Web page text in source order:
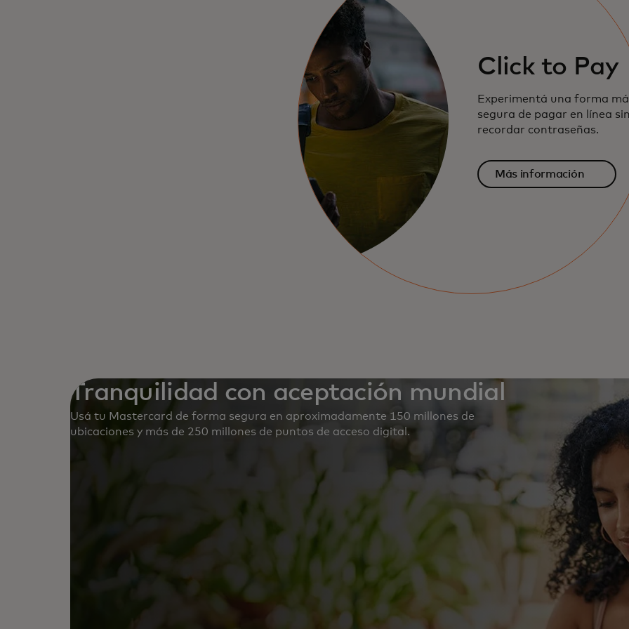
Click to Pay
Experimentá una forma
segura de pagar en línea
recordar contraseñas.
Más información
Tranquilidad con aceptación mundial
Usá tu Mastercard de forma segura en aproximadamente 150 millones de
ubicaciones y más de 250 millones de puntos de acceso digital.